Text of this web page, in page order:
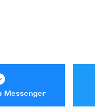
Messenger